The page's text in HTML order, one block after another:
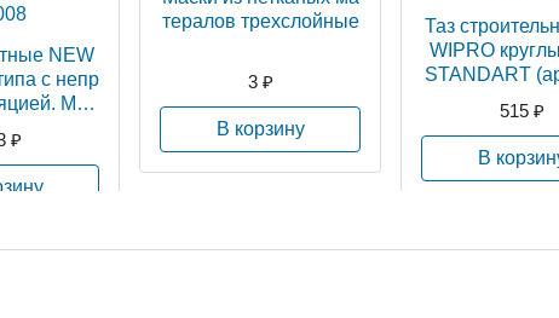
NEW
с непр
MWI
₽
тералов трехслойные
3 ₽
В корзину
Таз
WIPRO
STANDART
515 ₽
В